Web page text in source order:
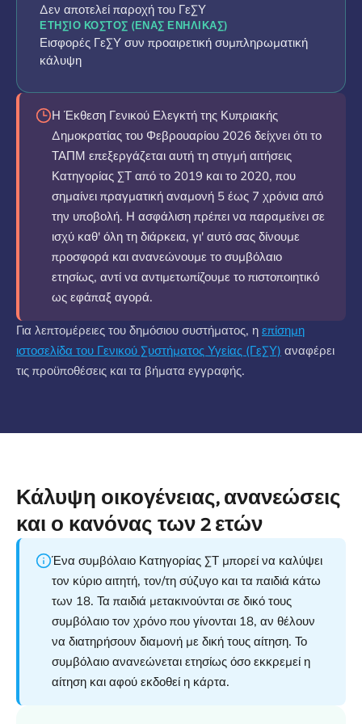
Δεν αποτελεί παροχή του ΓεΣΥ
ΕΤΉΣΙΟ ΚΌΣΤΟΣ (ΈΝΑΣ ΕΝΉΛΙΚΑΣ)
Εισφορές ΓεΣΥ συν προαιρετική συμπληρωματική
κάλυψη
Η Έκθεση Γενικού Ελεγκτή της Κυπριακής
Δημοκρατίας του Φεβρουαρίου 2026 δείχνει ότι το
ΤΑΠΜ επεξεργάζεται αυτή τη στιγμή αιτήσεις
Κατηγορίας ΣΤ από το 2019 και το 2020, που
σημαίνει πραγματική αναμονή 5 έως 7 χρόνια από
την υποβολή. Η ασφάλιση πρέπει να παραμείνει σε
ισχύ καθ' όλη τη διάρκεια, γι' αυτό σας δίνουμε
προσφορά και ανανεώνουμε το συμβόλαιο
ετησίως, αντί να αντιμετωπίζουμε το πιστοποιητικό
ως εφάπαξ αγορά.
Για λεπτομέρειες του δημόσιου συστήματος, η επίσημη
ιστοσελίδα του Γενικού Συστήματος Υγείας (ΓεΣΥ) αναφέρει
τις προϋποθέσεις και τα βήματα εγγραφής.
Κάλυψη οικογένειας, ανανεώσεις
και ο κανόνας των 2 ετών
Ένα συμβόλαιο Κατηγορίας ΣΤ μπορεί να καλύψει
τον κύριο αιτητή, τον/τη σύζυγο και τα παιδιά κάτω
των 18. Τα παιδιά μετακινούνται σε δικό τους
συμβόλαιο τον χρόνο που γίνονται 18, αν θέλουν
να διατηρήσουν διαμονή με δική τους αίτηση. Το
συμβόλαιο ανανεώνεται ετησίως όσο εκκρεμεί η
αίτηση και αφού εκδοθεί η κάρτα.